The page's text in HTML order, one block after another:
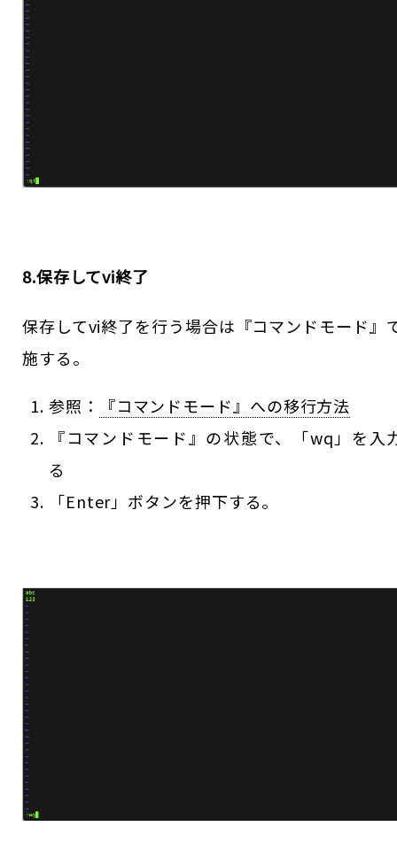
8.保存してvi終了
保存してvi終了を行う場合は『コマンドモード』
施する。
参照：
『コマンドモード』への移行方法
『コマンドモード』の状態で、「wq」を入
る
「Enter」ボタンを押下する。